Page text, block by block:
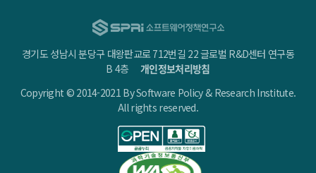
경기도 성남시 분당구 대왕판교로 712번길 22 글로벌 R&D센터 연구동
B 4층개인정보처리방침
Copyright © 2014-2021 By Software Policy & Research Institute.
All rights reserved.